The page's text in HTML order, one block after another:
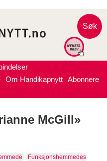
Søk
Om Handikapnytt Abonnere
McGill»
Funksjonshemmedes